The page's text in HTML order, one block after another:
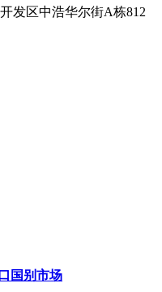
发区中浩华尔街A栋812
国别市场